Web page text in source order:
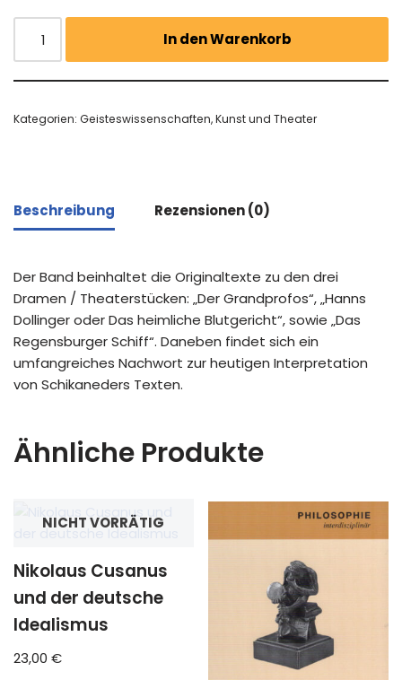
In den Warenkorb
Kategorien: Geisteswissenschaften,Kunst und Theater
Beschreibung Rezensionen (0)
Der Band beinhaltet die Originaltexte zu den drei
Dramen / Theaterstücken: „Der Grandprofos“, „Hanns
Dollinger oder Das heimliche Blutgericht“, sowie „Das
Regensburger Schiff“. Daneben findet sich ein
umfangreiches Nachwort zur heutigen Interpretation
von Schikaneders Texten.
Ähnliche Produkte
NICHT VORRÄTIG
Nikolaus Cusanus
und der deutsche
Idealismus
23,00 €